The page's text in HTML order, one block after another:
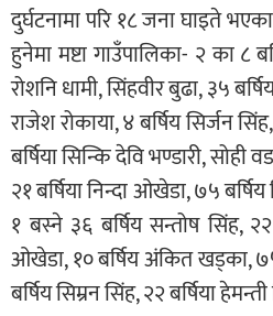
दुर्घटनामा परि १८ जना घाइते
हुनेमा मष्टा गाउँपालिका- २ का ८
रोशनि धामी, सिंहवीर बुढा, ३५
राजेश रोकाया, ४ बर्षिय सिर्जन
बर्षिया सिन्कि देवि भण्डारी,
२१ बर्षिया निन्दा ओखेडा, ७५
१ बस्ने ३६ बर्षिय सन्तोष सिंह,
ओखेडा, १० बर्षिय अंकित खड्का,
बर्षिय सिम्रन सिंह, २२ बर्षिया